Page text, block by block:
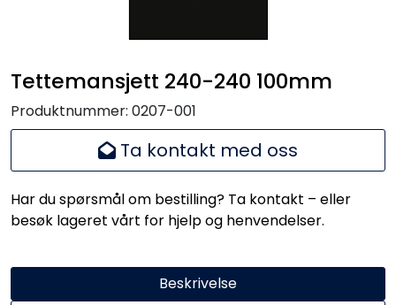
Tettemansjett 240-240 100mm
Produktnummer: 0207-001
Ta kontakt med oss
Har du spørsmål om bestilling? Ta kontakt – eller
besøk lageret vårt for hjelp og henvendelser.
Beskrivelse
Kunngjøringer!